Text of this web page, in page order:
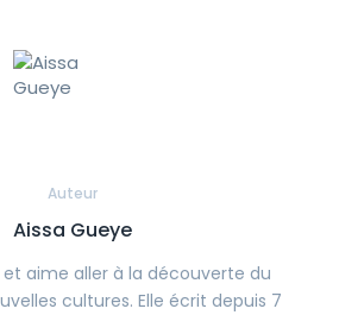
Auteur
Aissa Gueye
et aime aller à la découverte du
cultures. Elle écrit depuis 7